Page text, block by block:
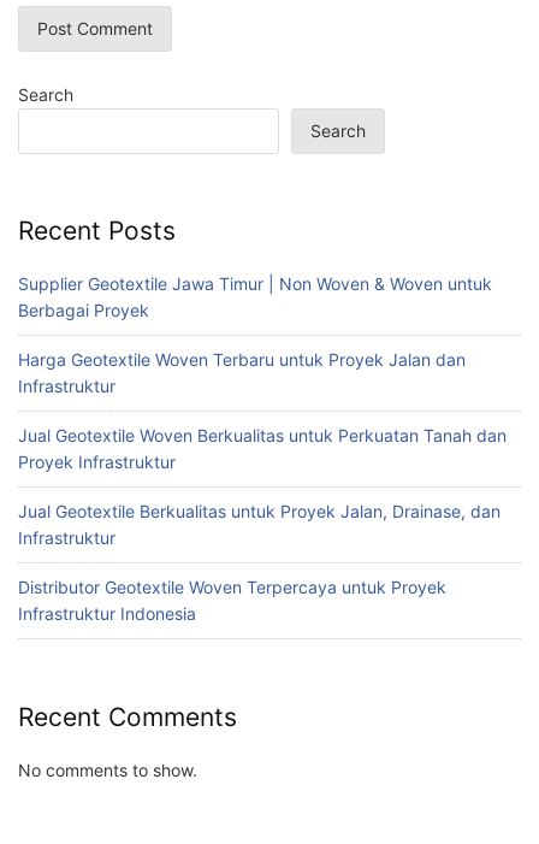
Search
Search
Recent Posts
Supplier Geotextile Jawa Timur | Non Woven & Woven untuk
Berbagai Proyek
Harga Geotextile Woven Terbaru untuk Proyek Jalan dan
Infrastruktur
Jual Geotextile Woven Berkualitas untuk Perkuatan Tanah dan
Proyek Infrastruktur
Jual Geotextile Berkualitas untuk Proyek Jalan, Drainase, dan
Infrastruktur
Distributor Geotextile Woven Terpercaya untuk Proyek
Infrastruktur Indonesia
Recent Comments
No comments to show.